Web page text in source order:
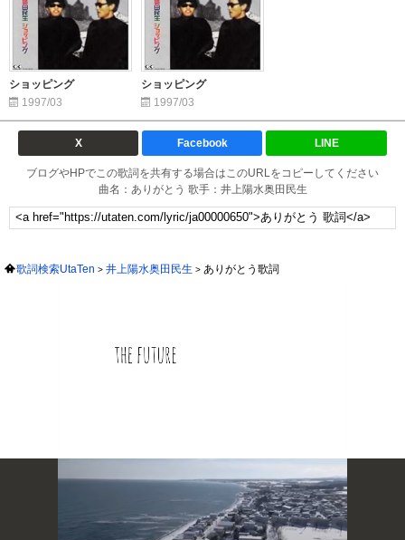
ショッピング
1997/03
ショッピング
1997/03
X Facebook LINE
ブログやHPでこの歌詞を共有する場合はこのURLをコピーしてください
曲名：ありがとう 歌手：井上陽水奥田民生
歌詞検索UtaTen 井上陽水奥田民生 ありがとう歌詞